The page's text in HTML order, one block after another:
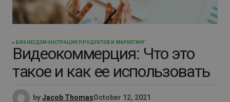
БИЗНЕСДЕМОНСТРАЦИЯ ПРОДУКТОВ И МАРКЕТИНГ
Видеокоммерция: Что это
такое и как ее использовать
byJacob ThomasOctober 12, 2021